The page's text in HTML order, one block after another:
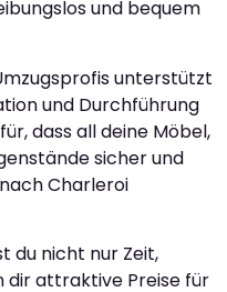
und bequem
unterstützt
und Durchführung
dass all deine Möbel,
sicher und
Charleroi
du nicht nur Zeit,
dir attraktive Preise für